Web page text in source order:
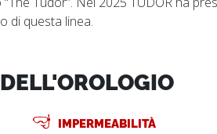
di questa linea.
IMPERMEABILITÀ